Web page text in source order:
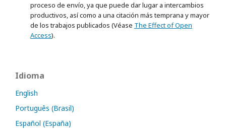
proceso de envío, ya que puede dar lugar a intercambios
productivos, así como a una citación más temprana y mayor
de los trabajos publicados (Véase The Effect of Open
Access).
Idioma
English
Português (Brasil)
Español (España)